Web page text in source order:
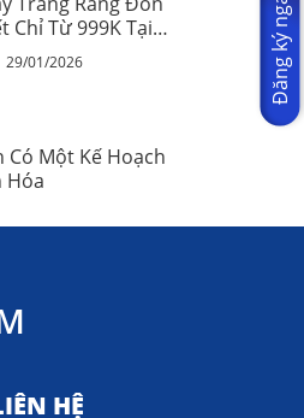
Chỉ Từ 999K Tại
Khoa Vinalign
29/01/2026
Có Một Kế Hoạch
Hóa
HỆ
Đăng ký ngay